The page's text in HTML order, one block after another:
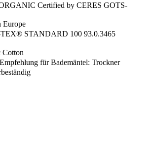
Certified by CERES GOTS-
Europe
STANDARD 100 93.0.3465
Cotton
für Bademäntel: Trockner